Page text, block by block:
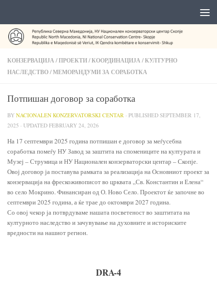
КОНЗЕРВАЦИЈА/ПРОЕКТИ/КООРДИНАЦИЈА/КУЛТУРНО
НАСЛЕДСТВО/МЕМОРАНДУМИ ЗА СОРАБОТКА
Потпишан договор за соработка
BY NACIONALEN KONZERVATORSKI CENTAR · PUBLISHED SEPTEMBER 17,
2025 · UPDATED FEBRUARY 24, 2026
На 17 септември 2025 година потпишан е договор за меѓусебна
соработка помеѓу НУ Завод за заштита на спомениците на културата и
Музеј – Струмица и НУ Национален конзерваторски центар – Скопје.
Овој договор ја поставува рамката за реализација на Основниот проект за
конзервација на фрескоживописот во црквата „Св. Константин и Елена“
во село Мокрино. Финансиран од О. Ново Село. Проектот ќе започне во
септември 2025 година, а ќе трае до октомври 2027 година.
Со овој чекор ја потврдуваме нашата посветеност во заштитата на
културното наследство и зачувување на духовните и историските
вредности на нашиот регион.
DRA-4